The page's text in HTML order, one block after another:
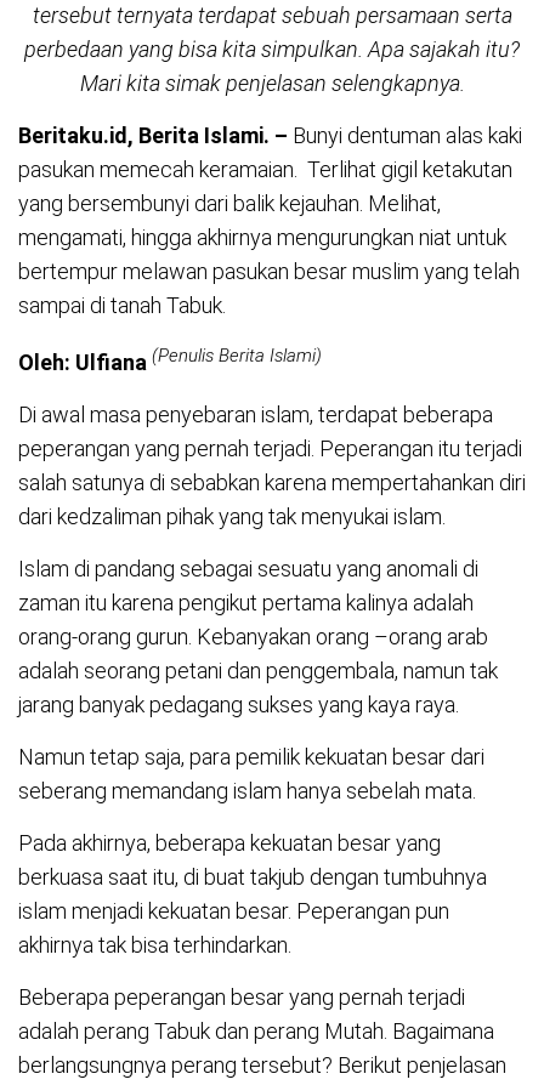
tersebut ternyata terdapat sebuah persamaan serta
perbedaan yang bisa kita simpulkan. Apa sajakah itu?
Mari kita simak penjelasan selengkapnya.
Beritaku.id, Berita Islami. – Bunyi dentuman alas kaki
pasukan memecah keramaian. Terlihat gigil ketakutan
yang bersembunyi dari balik kejauhan. Melihat,
mengamati, hingga akhirnya mengurungkan niat untuk
bertempur melawan pasukan besar muslim yang telah
sampai di tanah Tabuk.
Oleh: Ulfiana (Penulis Berita Islami)
Di awal masa penyebaran islam, terdapat beberapa
peperangan yang pernah terjadi. Peperangan itu terjadi
salah satunya di sebabkan karena mempertahankan diri
dari kedzaliman pihak yang tak menyukai islam.
Islam di pandang sebagai sesuatu yang anomali di
zaman itu karena pengikut pertama kalinya adalah
orang-orang gurun. Kebanyakan orang –orang arab
adalah seorang petani dan penggembala, namun tak
jarang banyak pedagang sukses yang kaya raya.
Namun tetap saja, para pemilik kekuatan besar dari
seberang memandang islam hanya sebelah mata.
Pada akhirnya, beberapa kekuatan besar yang
berkuasa saat itu, di buat takjub dengan tumbuhnya
islam menjadi kekuatan besar. Peperangan pun
akhirnya tak bisa terhindarkan.
Beberapa peperangan besar yang pernah terjadi
adalah perang Tabuk dan perang Mutah. Bagaimana
berlangsungnya perang tersebut? Berikut penjelasan